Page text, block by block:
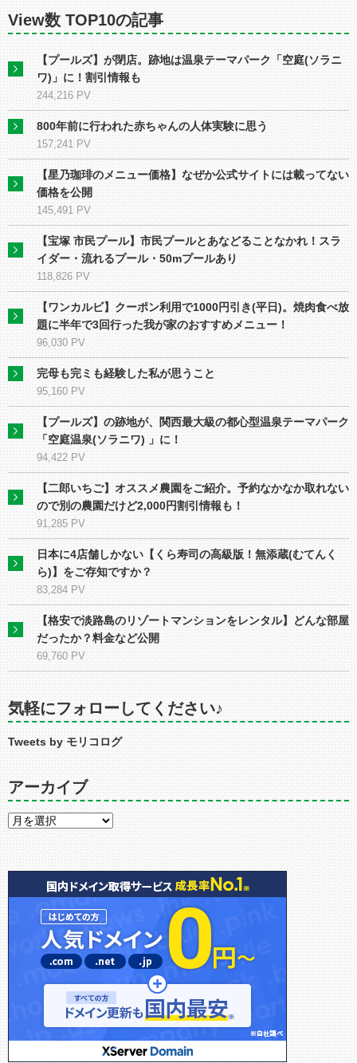
View数 TOP10の記事
【プールズ】が閉店。跡地は温泉テーマパーク「空庭(ソラニ
ワ)」に！割引情報も
244,216 PV
800年前に行われた赤ちゃんの人体実験に思う
157,241 PV
【星乃珈琲のメニュー価格】なぜか公式サイトには載ってない
価格を公開
145,491 PV
【宝塚 市民プール】市民プールとあなどることなかれ！スラ
イダー・流れるプール・50mプールあり
118,826 PV
【ワンカルビ】クーポン利用で1000円引き(平日)。焼肉食べ放
題に半年で3回行った我が家のおすすめメニュー！
96,030 PV
完母も完ミも経験した私が思うこと
95,160 PV
【プールズ】の跡地が、関⻄最大級の都心型温泉テーマパーク
「空庭温泉(ソラニワ) 」に！
94,422 PV
【二郎いちご】オススメ農園をご紹介。予約なかなか取れない
ので別の農園だけど2,000円割引情報も！
91,285 PV
日本に4店舗しかない【くら寿司の高級版！無添蔵(むてんく
ら)】をご存知ですか？
83,284 PV
【格安で淡路島のリゾートマンションをレンタル】どんな部屋
だったか？料金など公開
69,760 PV
気軽にフォローしてください♪
Tweets by モリコログ
アーカイブ
ア
イ